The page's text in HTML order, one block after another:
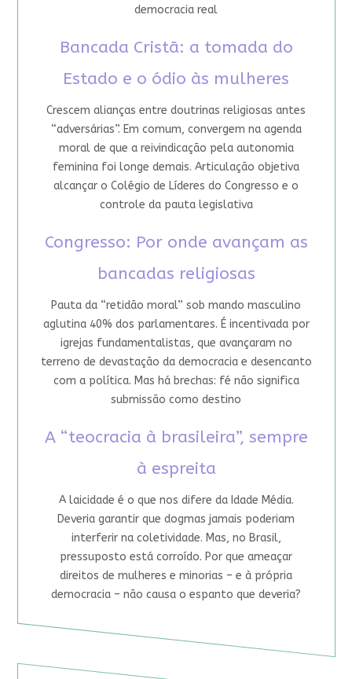
democracia real
Bancada Cristã: a tomada do
Estado e o ódio às mulheres
Crescem alianças entre doutrinas religiosas antes
“adversárias”. Em comum, convergem na agenda
moral de que a reivindicação pela autonomia
feminina foi longe demais. Articulação objetiva
alcançar o Colégio de Líderes do Congresso e o
controle da pauta legislativa
Congresso: Por onde avançam as
bancadas religiosas
Pauta da “retidão moral” sob mando masculino
aglutina 40% dos parlamentares. É incentivada por
igrejas fundamentalistas, que avançaram no
terreno de devastação da democracia e desencanto
com a política. Mas há brechas: fé não significa
submissão como destino
A “teocracia à brasileira”, sempre
à espreita
A laicidade é o que nos difere da Idade Média.
Deveria garantir que dogmas jamais poderiam
interferir na coletividade. Mas, no Brasil,
pressuposto está corroído. Por que ameaçar
direitos de mulheres e minorias – e à própria
democracia – não causa o espanto que deveria?